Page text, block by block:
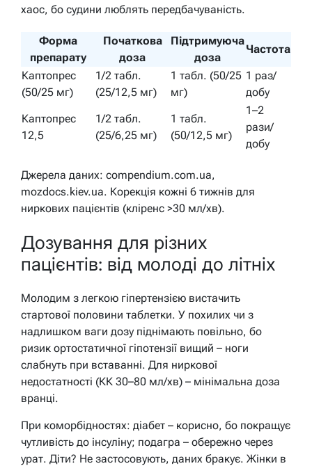
хаос, бо судини люблять передбачуваність.
Форма
препарату
Початкова
доза
Підтримуюча
доза
Частота
Каптопрес
(50/25 мг)
1/2 табл.
(25/12,5 мг)
1 табл. (50/25
мг)
1 раз/
добу
Каптопрес
12,5
1/2 табл.
(25/6,25 мг)
1 табл.
(50/12,5 мг)
1–2
рази/
добу
Джерела даних: compendium.com.ua,
mozdocs.kiev.ua. Корекція кожні 6 тижнів для
ниркових пацієнтів (кліренс >30 мл/хв).
Дозування для різних
пацієнтів: від молоді до літніх
Молодим з легкою гіпертензією вистачить
стартової половини таблетки. У похилих чи з
надлишком ваги дозу піднімають повільно, бо
ризик ортостатичної гіпотензії вищий – ноги
слабнуть при вставанні. Для ниркової
недостатності (КК 30–80 мл/хв) – мінімальна доза
вранці.
При коморбідностях: діабет – корисно, бо покращує
чутливість до інсуліну; подагра – обережно через
урат. Діти? Не застосовують, даних бракує. Жінки в